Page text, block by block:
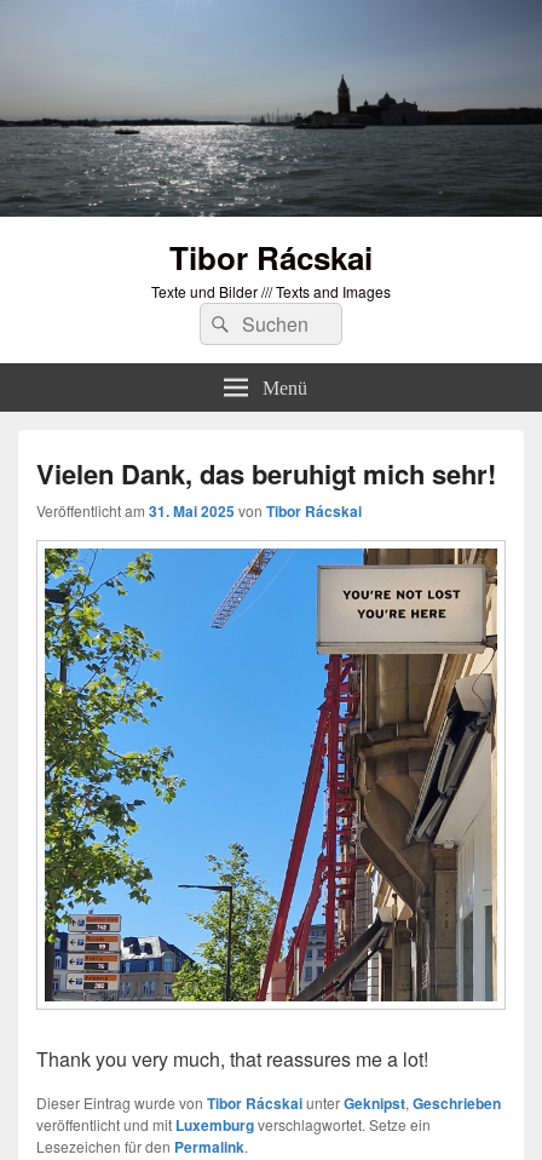
Tibor Rácskai
Texte und Bilder /// Texts and Images
Suchen
nach:
Suchen
Menü
Vielen Dank, das beruhigt mich sehr!
Veröffentlicht am 31. Mai 2025von Tibor Rácskai
Thank you very much, that reassures me a lot!
Dieser Eintrag wurde von Tibor RácskaiunterGeknipst, Geschrieben
veröffentlicht und mit Luxemburgverschlagwortet. Setze ein
Lesezeichen für den Permalink.